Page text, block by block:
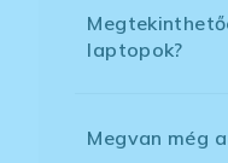
laptopok?
Megvan még